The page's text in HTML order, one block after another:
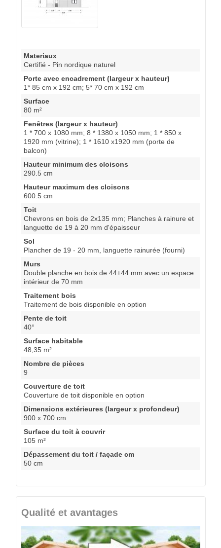
Materiaux
Certifié - Pin nordique naturel
Porte avec encadrement (largeur x hauteur)
1* 85 cm x 192 cm; 5* 70 cm x 192 cm
Surface
80 m²
Fenêtres (largeur x hauteur)
1 * 700 x 1080 mm; 8 * 1380 x 1050 mm; 1 * 850 x
1920 mm (vitrine); 1 * 1610 x1920 mm (porte de
balcon)
Hauteur minimum des cloisons
290.5 cm
Hauteur maximum des cloisons
600.5 cm
Toit
Chevrons en bois de 2x135 mm; Planches à rainure et
languette de 19 à 20 mm d'épaisseur
Sol
Plancher de 19 - 20 mm, languette rainurée (fourni)
Murs
Double planche en bois de 44+44 mm avec un espace
intérieur de 70 mm
Traitement bois
Traitement de bois disponible en option
Pente de toit
40°
Surface habitable
48,35 m²
Nombre de pièces
9
Couverture de toit
Couverture de toit disponible en option
Dimensions extérieures (largeur x profondeur)
900 x 700 cm
Surface du toit à couvrir
105 m²
Dépassement du toit / façade cm
50 cm
Qualité et avantages